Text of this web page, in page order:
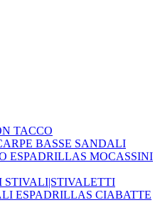
TACCO
BASSE SANDALI
ESPADRILLAS MOCASSINI
STIVALI|STIVALETTI
ESPADRILLAS CIABATTE